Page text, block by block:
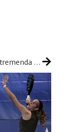
Una pelea tremenda por estar en el cuadro final: las previas de Menorca mostraron su versión más dura